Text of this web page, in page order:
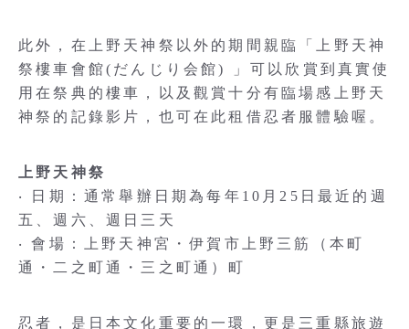
此外，在上野天神祭以外的期間親臨「上野天神
祭樓車會館(だんじり会館) 」可以欣賞到真實使
用在祭典的樓車，以及觀賞十分有臨場感上野天
神祭的記錄影片，也可在此租借忍者服體驗喔。
上野天神祭
‧ 日期：通常舉辦日期為每年10月25日最近的週
五、週六、週日三天
‧ 會場：上野天神宮・伊賀市上野三筋（本町
通・二之町通・三之町通）町
忍者，是日本文化重要的一環，更是三重縣旅遊